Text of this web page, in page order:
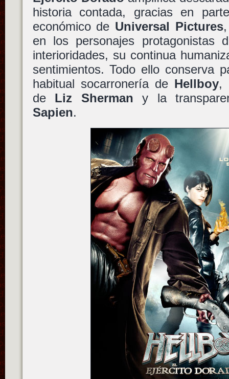
historia contada, gracias en
económico de Universal Pictures
en los personajes protagonistas
interioridades, su continua
sentimientos. Todo ello conserva
habitual socarronería de Hellboy,
de Liz Sherman y la
Sapien.